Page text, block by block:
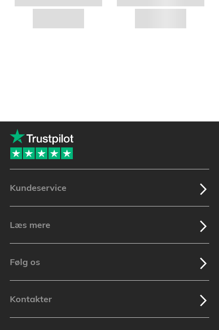
Kundeservice
Læs mere
Følg os
Kontakter